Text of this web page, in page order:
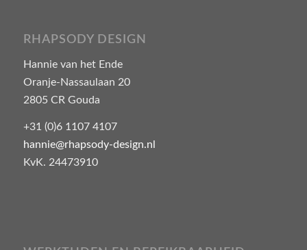
RHAPSODY DESIGN
Hannie van het Ende
Oranje-Nassaulaan 20
2805 CR Gouda
+31 (0)6 1107 4107
hannie@rhapsody-design.nl
KvK. 24473910